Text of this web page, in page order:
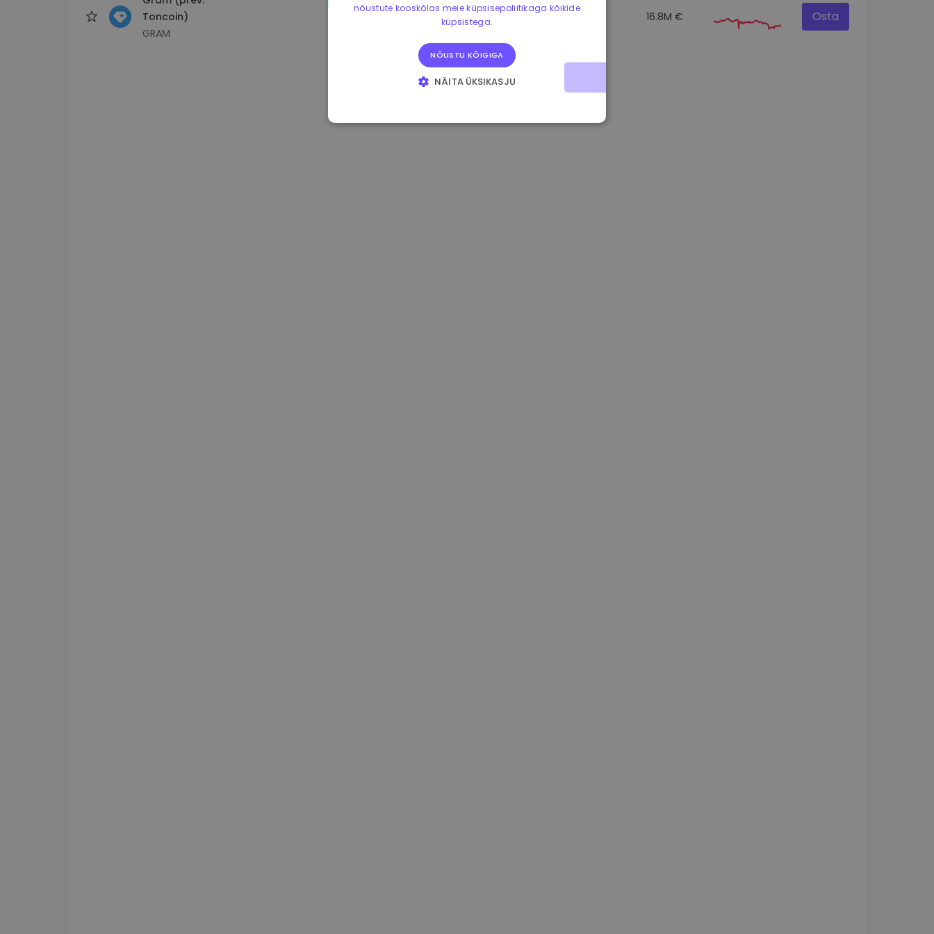
Toncoin)
GRAM
+1.90% 16.8M € Osta
nõustute kooskõlas meie küpsisepoliitikaga kõikide
küpsistega.
NÕUSTU KÕIGIGA
NÄITA ÜKSIKASJU